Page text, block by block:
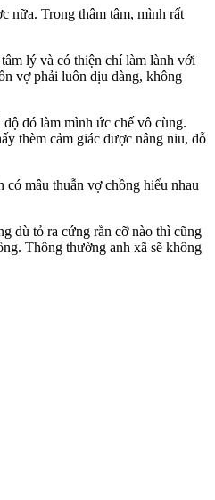
nữa. Trong thâm tâm, mình rất
lý và có thiện chí làm lành với
vợ phải luôn dịu dàng, không
đó làm mình ức chế vô cùng.
thèm cảm giác được nâng niu, dỗ
mâu thuẫn vợ chồng hiểu nhau
dù tỏ ra cứng rắn cỡ nào thì cũng
Thông thường anh xã sẽ không